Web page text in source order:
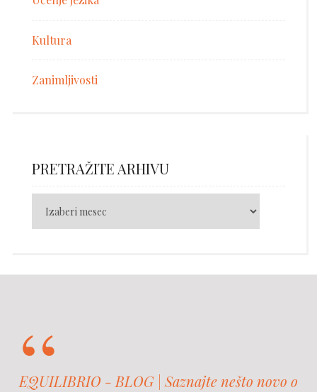
Kultura
Zanimljivosti
PRETRAŽITE ARHIVU
EQUILIBRIO - BLOG | Saznajte nešto novo o